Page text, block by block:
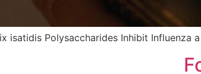
isatidis Polysaccharides Inhibit Influenza